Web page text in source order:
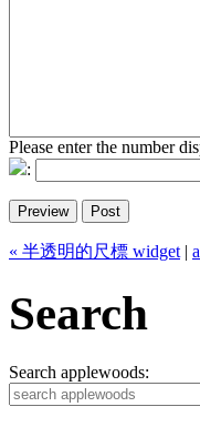
Please enter the number
:
« 半透明的尺標 widget |
Search
Search applewoods: